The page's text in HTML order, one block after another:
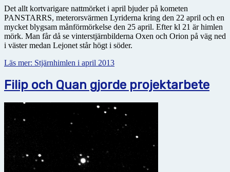
Det allt kortvarigare nattmörket i april bjuder på kometen
PANSTARRS, meterorsvärmen Lyriderna kring den 22 april och en
mycket blygsam månförmörkelse den 25 april. Efter kl 21 är himlen
mörk. Man får då se vinterstjärnbilderna Oxen och Orion på väg ned
i väster medan Lejonet står högt i söder.
Läs mer: Stjärnhimlen i april 2013
Filip och Quan gjorde projektarbete